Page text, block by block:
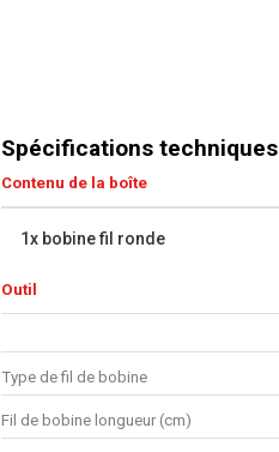
Spécifications techniques
Contenu de la boîte
1x bobine fil ronde
Outil
Type de fil de bobine
Fil de bobine longueur (cm)